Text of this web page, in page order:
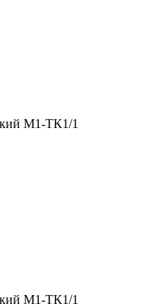
М1-ТК1/1
М1-ТК1/1